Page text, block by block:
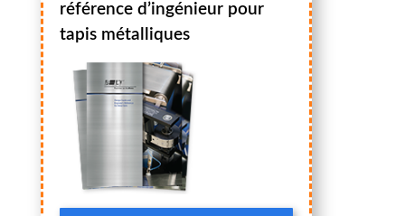
référence d’ingénieur pour
tapis métalliques